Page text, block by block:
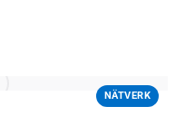
NÄTVERK